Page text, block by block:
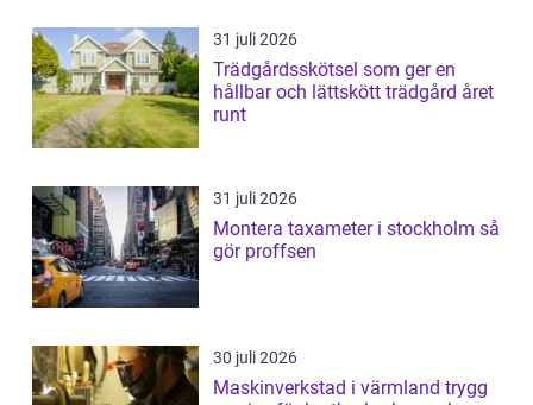
31 juli 2026
Trädgårdsskötsel som ger en
hållbar och lättskött trädgård året
runt
31 juli 2026
Montera taxameter i stockholm så
gör proffsen
30 juli 2026
Maskinverkstad i värmland trygg